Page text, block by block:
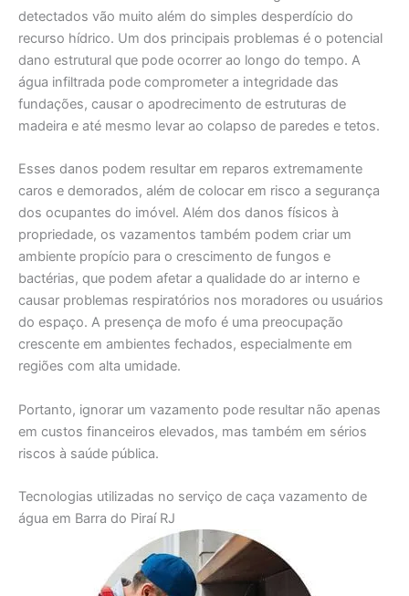
detectados vão muito além do simples desperdício do
recurso hídrico. Um dos principais problemas é o potencial
dano estrutural que pode ocorrer ao longo do tempo. A
água infiltrada pode comprometer a integridade das
fundações, causar o apodrecimento de estruturas de
madeira e até mesmo levar ao colapso de paredes e tetos.
Esses danos podem resultar em reparos extremamente
caros e demorados, além de colocar em risco a segurança
dos ocupantes do imóvel. Além dos danos físicos à
propriedade, os vazamentos também podem criar um
ambiente propício para o crescimento de fungos e
bactérias, que podem afetar a qualidade do ar interno e
causar problemas respiratórios nos moradores ou usuários
do espaço. A presença de mofo é uma preocupação
crescente em ambientes fechados, especialmente em
regiões com alta umidade.
Portanto, ignorar um vazamento pode resultar não apenas
em custos financeiros elevados, mas também em sérios
riscos à saúde pública.
Tecnologias utilizadas no serviço de caça vazamento de
água em Barra do Piraí RJ